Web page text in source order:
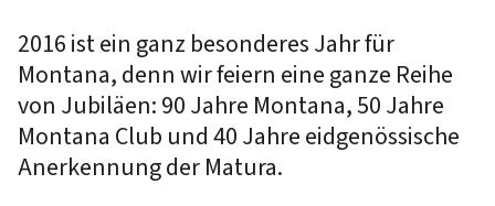
2016 ist ein ganz besonderes Jahr für
Montana, denn wir feiern eine ganze Reihe
von Jubiläen: 90 Jahre Montana, 50 Jahre
Montana Club und 40 Jahre eidgenössische
Anerkennung der Matura.